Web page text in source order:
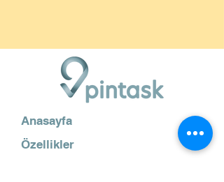
Anasayfa
Özellikler